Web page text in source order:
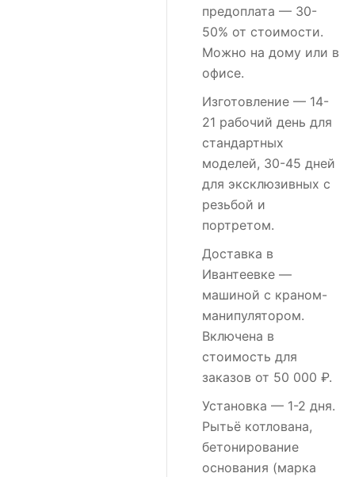
предоплата — 30-
50% от стоимости.
Можно на дому или в
офисе.
Изготовление — 14-
21 рабочий день для
стандартных
моделей, 30-45 дней
для эксклюзивных с
резьбой и
портретом.
Доставка в
Ивантеевке —
машиной с краном-
манипулятором.
Включена в
стоимость для
заказов от 50 000 ₽.
Установка — 1-2 дня.
Рытьё котлована,
бетонирование
основания (марка